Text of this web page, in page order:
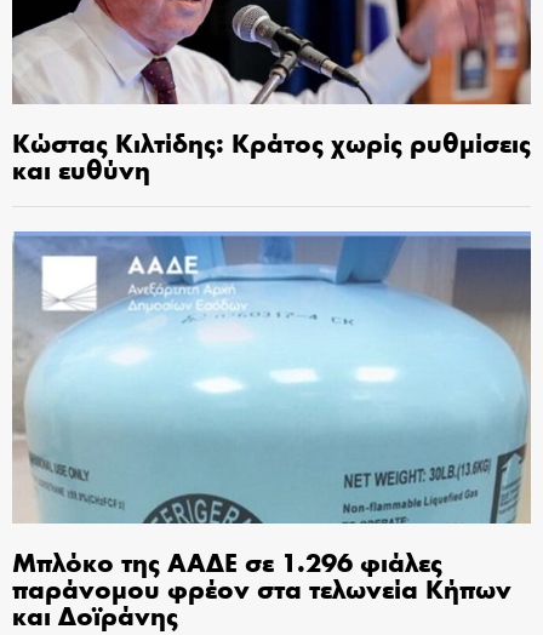
Κώστας Κιλτίδης: Κράτος χωρίς ρυθμίσεις
και ευθύνη
Μπλόκο της ΑΑΔΕ σε 1.296 φιάλες
παράνομου φρέον στα τελωνεία Κήπων
και Δοϊράνης